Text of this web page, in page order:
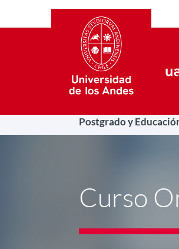
Postgrado y
Curso